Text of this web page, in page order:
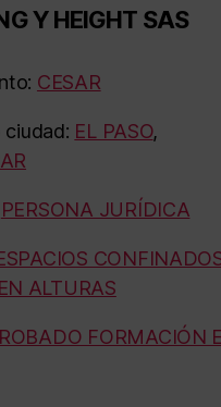
Y HEIGHT SAS
CESAR
ciudad: EL PASO,
PERSONA JURÍDICA
ALTURAS
FORMACIÓN